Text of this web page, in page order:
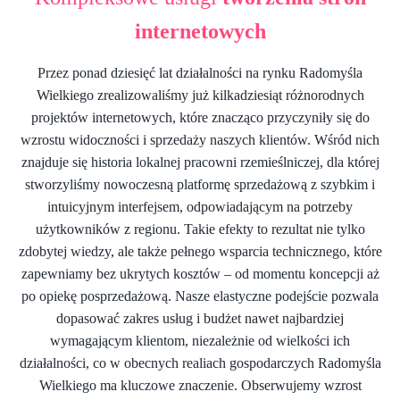
internetowych
Przez ponad dziesięć lat działalności na rynku Radomyśla
Wielkiego zrealizowaliśmy już kilkadziesiąt różnorodnych
projektów internetowych, które znacząco przyczyniły się do
wzrostu widoczności i sprzedaży naszych klientów. Wśród nich
znajduje się historia lokalnej pracowni rzemieślniczej, dla której
stworzyliśmy nowoczesną platformę sprzedażową z szybkim i
intuicyjnym interfejsem, odpowiadającym na potrzeby
użytkowników z regionu. Takie efekty to rezultat nie tylko
zdobytej wiedzy, ale także pełnego wsparcia technicznego, które
zapewniamy bez ukrytych kosztów – od momentu koncepcji aż
po opiekę posprzedażową. Nasze elastyczne podejście pozwala
dopasować zakres usług i budżet nawet najbardziej
wymagającym klientom, niezależnie od wielkości ich
działalności, co w obecnych realiach gospodarczych Radomyśla
Wielkiego ma kluczowe znaczenie. Obserwujemy wzrost